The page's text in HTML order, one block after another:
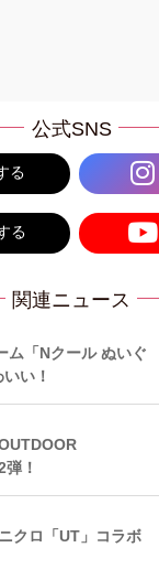
公式SNS
る
る
関連ニュース
ム「Nクール ぬいぐ
い！
！
クロ「UT」コラボ